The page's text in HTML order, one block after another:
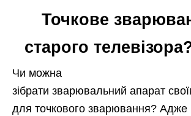
Точкове
старого
Чи можна
зібрати зварювальний апарат
для точкового зварювання? Адже